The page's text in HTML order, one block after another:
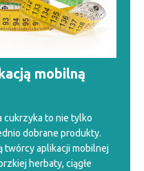
mobilną
cukrzyka to nie tylko
dobrane produkty.
twórcy aplikacji mobilnej
herbaty, ciągłe